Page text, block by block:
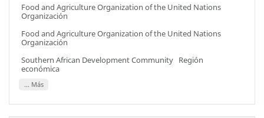
Food and Agriculture Organization of the United Nations
Organización
Food and Agriculture Organization of the United Nations
Organización
Southern African Development Community Región
económica
... Más